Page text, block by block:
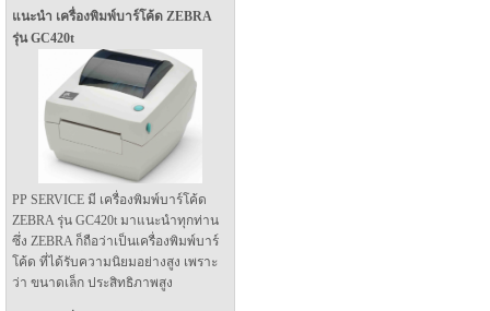
แนะนำ เครื่องพิมพ์บาร์โค้ด ZEBRA
รุ่น GC420t
PP SERVICE มี เครื่องพิมพ์บาร์โค้ด
ZEBRA รุ่น GC420t มาแนะนำทุกท่าน
ซึ่ง ZEBRA ก็ถือว่าเป็นเครื่องพิมพ์บาร์
โค้ด ที่ได้รับความนิยมอย่างสูง เพราะ
ว่า ขนาดเล็ก ประสิทธิภาพสูง